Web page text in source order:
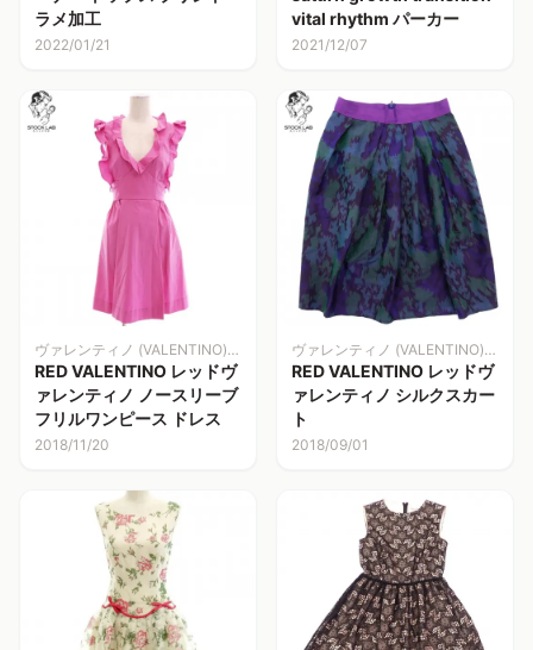
ラメ加工
2022/01/21
vital rhythm パーカー
2021/12/07
ヴァレンティノ (VALENTINO)洋服
RED VALENTINO レッドヴ
ァレンティノ ノースリーブ
フリルワンピース ドレス
2018/11/20
ヴァレンティノ (VALENTINO)洋服
RED VALENTINO レッドヴ
ァレンティノ シルクスカー
ト
2018/09/01